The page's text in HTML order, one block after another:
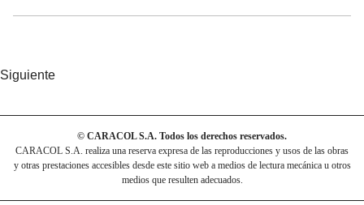
Siguiente
© CARACOL S.A. Todos los derechos reservados.
CARACOL S.A. realiza una reserva expresa de las reproducciones y usos de las obras
y otras prestaciones accesibles desde este sitio web a medios de lectura mecánica u otros
medios que resulten adecuados.